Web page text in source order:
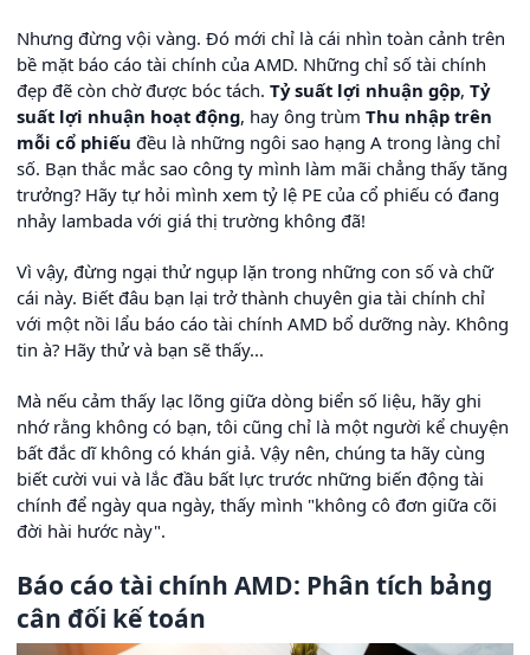
Nhưng đừng vội vàng. Đó mới chỉ là cái nhìn toàn cảnh trên
bề mặt báo cáo tài chính của AMD. Những chỉ số tài chính
đẹp đẽ còn chờ được bóc tách. Tỷ suất lợi nhuận gộp, Tỷ
suất lợi nhuận hoạt động, hay ông trùm Thu nhập trên
mỗi cổ phiếu đều là những ngôi sao hạng A trong làng chỉ
số. Bạn thắc mắc sao công ty mình làm mãi chẳng thấy tăng
trưởng? Hãy tự hỏi mình xem tỷ lệ PE của cổ phiếu có đang
nhảy lambada với giá thị trường không đã!
Vì vậy, đừng ngại thử ngụp lặn trong những con số và chữ
cái này. Biết đâu bạn lại trở thành chuyên gia tài chính chỉ
với một nồi lẩu báo cáo tài chính AMD bổ dưỡng này. Không
tin à? Hãy thử và bạn sẽ thấy...
Mà nếu cảm thấy lạc lõng giữa dòng biển số liệu, hãy ghi
nhớ rằng không có bạn, tôi cũng chỉ là một người kể chuyện
bất đắc dĩ không có khán giả. Vậy nên, chúng ta hãy cùng
biết cười vui và lắc đầu bất lực trước những biến động tài
chính để ngày qua ngày, thấy mình "không cô đơn giữa cõi
đời hài hước này".
Báo cáo tài chính AMD: Phân tích bảng
cân đối kế toán